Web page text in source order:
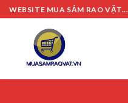
Skip
to
WEBSITE MUA SẮM RAO VẶT...